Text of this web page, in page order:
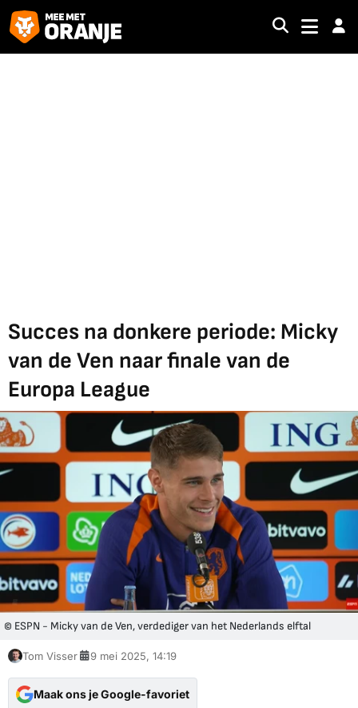
Succes na donkere periode: Micky
van de Ven naar finale van de
Europa League
© ESPN - Micky van de Ven, verdediger van het Nederlands elftal
Tom Visser 9 mei 2025, 14:19
Maak ons je Google-favoriet